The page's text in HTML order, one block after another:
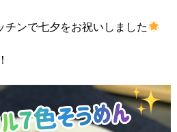
チンで七夕をお祝いしました